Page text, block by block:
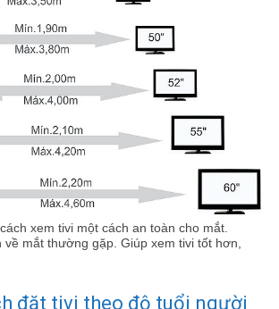
xem tivi một cách an toàn cho mắt.
mắt thường gặp. Giúp xem tivi tốt hơn,
đặt tivi theo độ tuổi người